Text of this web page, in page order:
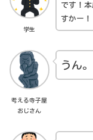
学生
です！
すかー！
考える寺子屋
おじさん
うん